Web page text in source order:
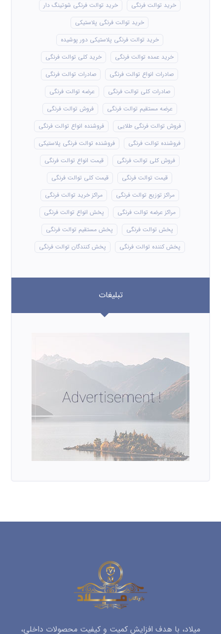
خرید توالت فرنگی
خرید توالت فرنگی شوتینگ دار
خرید توالت فرنگی پلاستیکی
خرید توالت فرنگی پلاستیکی دور پوشیده
خرید عمده توالت فرنگی
خرید کلی توالت فرنگی
صادرات انواع توالت فرنگی
صادرات توالت فرنگی
صادرات کلی توالت فرنگی
عرضه توالت فرنگی
عرضه مستقیم توالت فرنگی
فروش توالت فرنگی
فروش توالت فرنگی طلایی
فروشنده انواع توالت فرنگی
فروشنده توالت فرنگی
فروشنده توالت فرنگی پلاستیکی
فروش کلی توالت فرنگی
قیمت انواع توالت فرنگی
قیمت توالت فرنگی
قیمت کلی توالت فرنگی
مراکز توزیع توالت فرنگی
مراکز خرید توالت فرنگی
مراکز عرضه توالت فرنگی
پخش انواع توالت فرنگی
پخش توالت فرنگی
پخش مستقیم توالت فرنگی
پخش کننده توالت فرنگی
پخش کنندگان توالت فرنگی
تبلیغات
میلاد، با هدف افزایش کمیت و کیفیت محصولات داخلی،